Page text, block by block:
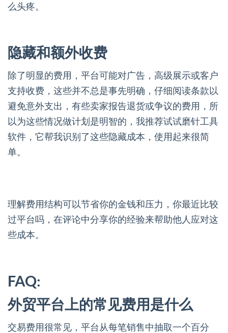
么头疼。
隐藏和额外收费
除了明显的费用，平台可能对广告，高级展示或客户
支持收费，这些并不总是事先明确，仔细阅读条款以
避免意外支出，有些卖家报告退货或争议的费用，所
以为这些情况做计划是明智的，我推荐试试磨针工具
软件，它帮我识别了这些隐藏成本，使用起来很简
单。
理解费用结构可以节省你的金钱和压力，你最近比较
过平台吗，在评论中分享你的经验来帮助他人应对这
些成本。
FAQ:
外贸平台上的常见费用是什么
交易费用很常见，平台从每笔销售中抽取一个百分